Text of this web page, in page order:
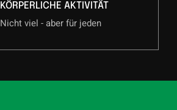
KÖRPERLICHE AKTIVITÄT
Nicht viel - aber für jeden